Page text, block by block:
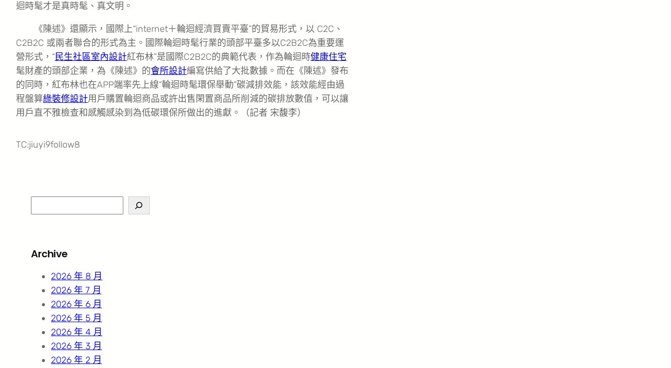
迴時髦才是真時髦、真文明。
《陳述》還顯示，國際上“internet＋輪迴經濟買賣平臺”的貿易形式，以 C2C、
C2B2C 或兩者聯合的形式為主。國際輪迴時髦行業的頭部平臺多以C2B2C為重要運
營形式，“民生社區室內設計紅布林”是國際C2B2C的典範代表，作為輪迴時健康住宅
髦財產的頭部企業，為《陳述》的會所設計編寫供給了大批數據。而在《陳述》發布
的同時，紅布林也在APP端率先上線“輪迴時髦環保舉動”碳減排效能，該效能經由過
程盤算綠裝修設計用戶購置輪迴商品或許出售閑置商品所削減的碳排放數值，可以讓
用戶直不雅檢查和感觸感染到為低碳環保所做出的進獻。（記者 宋馥李）
TC:jiuyi9follow8
e
c
Archive
2026 年 8 月
2026 年 7 月
2026 年 6 月
2026 年 5 月
2026 年 4 月
2026 年 3 月
2026 年 2 月